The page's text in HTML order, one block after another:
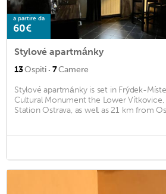
a partire da
60€
Stylové apartmánky
13Ospiti · 7Camere
Stylové apartmánky is set in Frýdek-
Cultural Monument the Lower
Station Ostrava, as well as 21 km from